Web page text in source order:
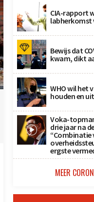
CIA-rapport
labherkomst
Bewijs dat
kwam, dikt
WHO wil het
houden en
Voka-
drie jaar na
“Combinatie
ergste
MEER